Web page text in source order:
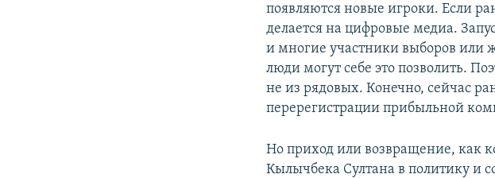
появляются новые игроки. Если
делается на цифровые медиа.
и многие участники выборов или
люди могут себе это позволить.
не из рядовых. Конечно, сейчас
перерегистрации прибыльной
Но приход или возвращение, как
Кылычбека Султана в политику и